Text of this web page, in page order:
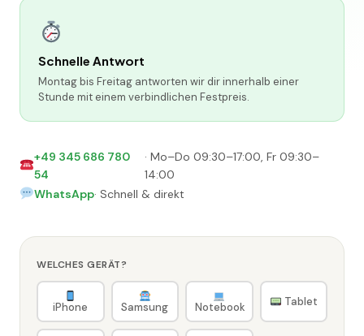
Schnelle Antwort
Montag bis Freitag antworten wir dir innerhalb einer
Stunde mit einem verbindlichen Festpreis.
+49 345 686 780
54
· Mo–Do 09:30–17:00, Fr 09:30–
14:00
WhatsApp· Schnell & direkt
WELCHES GERÄT?
iPhone Samsung Notebook Tablet